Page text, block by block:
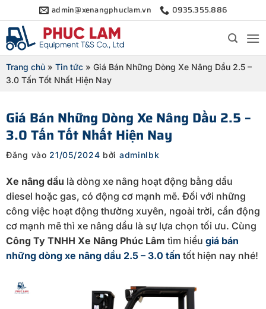
qua
nội
dung
admin@xenangphuclam.vn 0935.355.886
Trang chủ » Tin tức » Giá Bán Những Dòng Xe Nâng Dầu 2.5 –
3.0 Tấn Tốt Nhất Hiện Nay
Giá Bán Những Dòng Xe Nâng Dầu 2.5 –
3.0 Tấn Tốt Nhất Hiện Nay
Đăng vào 21/05/2024 bởi adminlbk
Xe nâng dầu là dòng xe nâng hoạt động bằng dầu
diesel hoặc gas, có động cơ mạnh mẽ. Đối với những
công việc hoạt động thường xuyên, ngoài trời, cần động
cơ mạnh mẽ thì xe nâng dầu là sự lựa chọn tối ưu. Cùng
Công Ty TNHH Xe Nâng Phúc Lâm tìm hiểu giá bán
những dòng xe nâng dầu 2.5 – 3.0 tấn tốt hiện nay nhé!